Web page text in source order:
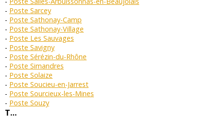
Poste Sarcey
Poste Sathonay-Camp
Poste Sathonay-Village
Poste Les Sauvages
Poste Savigny
Poste Sérézin-du-Rhône
Poste Simandres
Poste Solaize
Poste Soucieu-en-Jarrest
Poste Sourcieux-les-Mines
Poste Souzy
T…